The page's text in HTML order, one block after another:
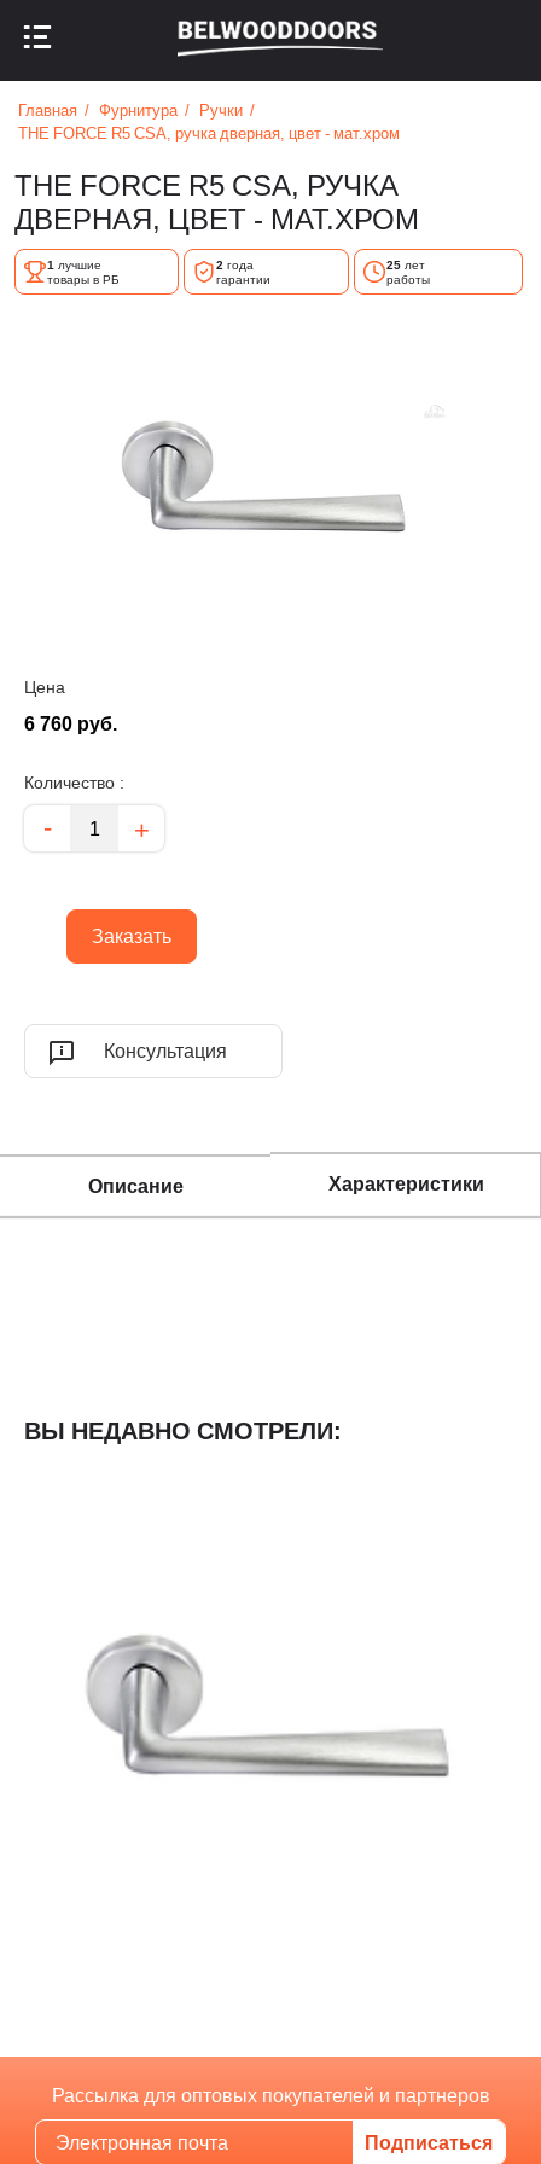
НАЗАД В МЕНЮ
НАЗАД В МЕНЮ
Главная Фурнитура
Ручки
THE FORCE R5 CSA, ручка дверная, цвет - мат.хром
THE FORCE R5 CSA, РУЧКА
ДВЕРНАЯ, ЦВЕТ - МАТ.ХРОМ
1 лучшие
товары в РБ
2 года
гарантии
25лет
работы
Цена
6 760 руб.
Количество :
Количество
- +
Заказать
Консультация
Описание Характеристики
ВЫ НЕДАВНО СМОТРЕЛИ:
Рассылка для оптовых покупателей и партнеров